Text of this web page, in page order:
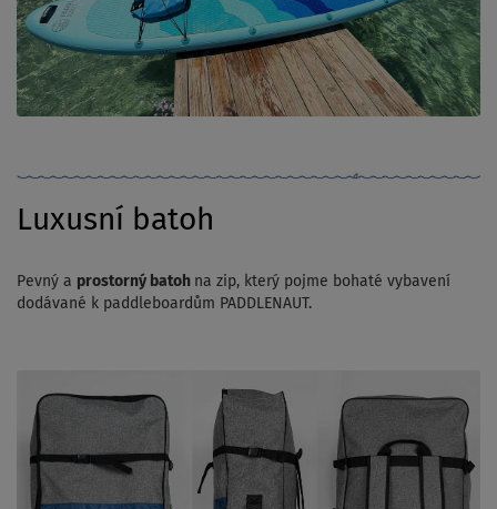
Luxusní batoh
Pevný a prostorný batoh na zip, který pojme bohaté vybavení
dodávané k paddleboardům PADDLENAUT.